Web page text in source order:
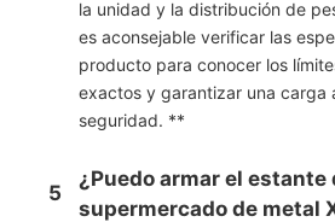
la unidad y la distribución de
es aconsejable verificar las
producto para conocer los
exactos y garantizar una carga
seguridad. **
5
¿Puedo armar el estante
supermercado de metal